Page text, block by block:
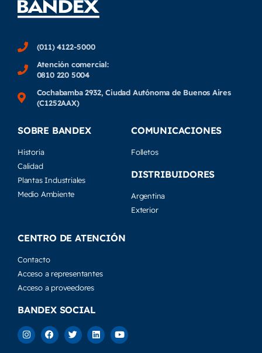
(011) 4122-5000
Atención comercial:
0810 220 5004
Cochabamba 2932, Ciudad Autónoma de Buenos Aires
(C1252AAX)
SOBRE BANDEX
Historia
Calidad
Plantas Industriales
Medio Ambiente
COMUNICACIONES
Folletos
DISTRIBUIDORES
Argentina
Exterior
CENTRO DE ATENCIÓN
Contacto
Acceso a representantes
Acceso a proveedores
BANDEX SOCIAL